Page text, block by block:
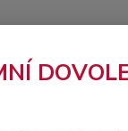
734